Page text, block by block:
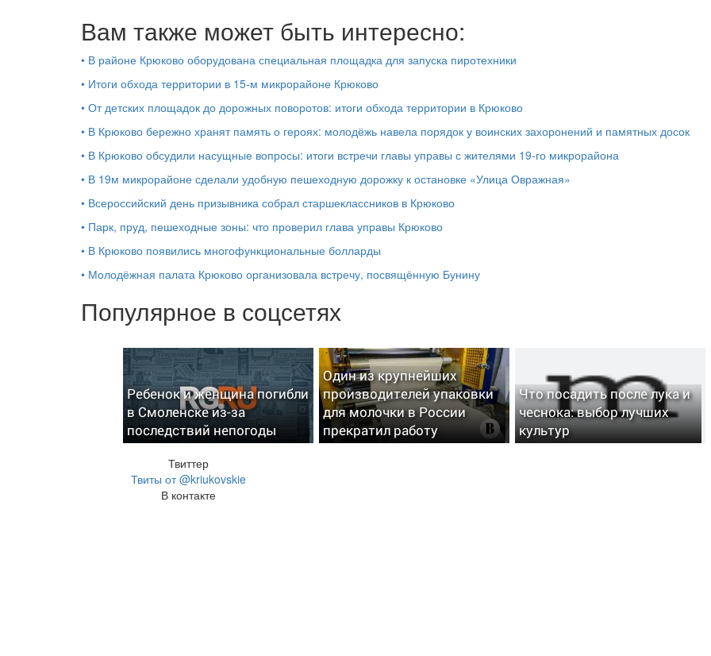
Вам также может быть интересно:
• В районе Крюково оборудована специальная площадка для запуска пиротехники
• Итоги обхода территории в 15‑м микрорайоне Крюково
• От детских площадок до дорожных поворотов: итоги обхода территории в Крюково
• В Крюково бережно хранят память о героях: молодёжь навела порядок у воинских захоронений и памятных досок
• В Крюково обсудили насущные вопросы: итоги встречи главы управы с жителями 19‑го микрорайона
• В 19м микрорайоне сделали удобную пешеходную дорожку к остановке «Улица Овражная»
• Всероссийский день призывника собрал старшеклассников в Крюково
• Парк, пруд, пешеходные зоны: что проверил глава управы Крюково
• В Крюково появились многофункциональные болларды
• Молодёжная палата Крюково организовала встречу, посвящённую Бунину
Популярное в соцсетях
Ребенок и женщина погибли
в Смоленске из-за
последствий непогоды
Один из крупнейших
производителей упаковки
для молочки в России
прекратил работу
Что посадить после лука и
чеснока: выбор лучших
культур
Твиттер
Твиты от @kriukovskie
В контакте